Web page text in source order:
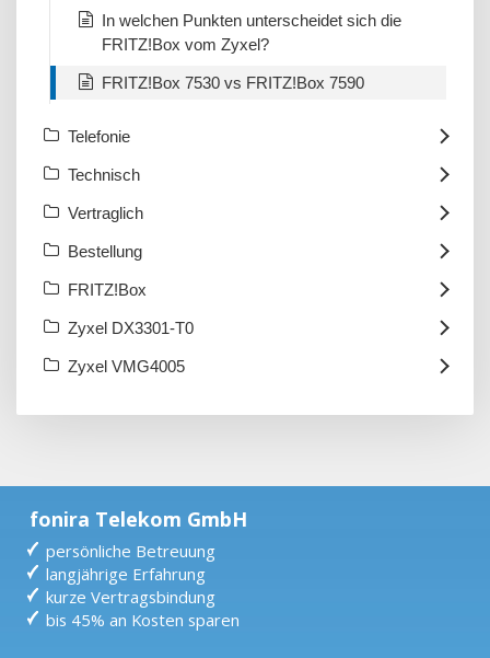
fonira Telekom GmbH
persönliche Betreuung
langjährige Erfahrung
kurze Vertragsbindung
bis 45% an Kosten sparen
In welchen Punkten unterscheidet sich die
FRITZ!Box vom Zyxel?
FRITZ!Box 7530 vs FRITZ!Box 7590
Telefonie
Technisch
Vertraglich
Bestellung
FRITZ!Box
Zyxel DX3301-T0
Zyxel VMG4005